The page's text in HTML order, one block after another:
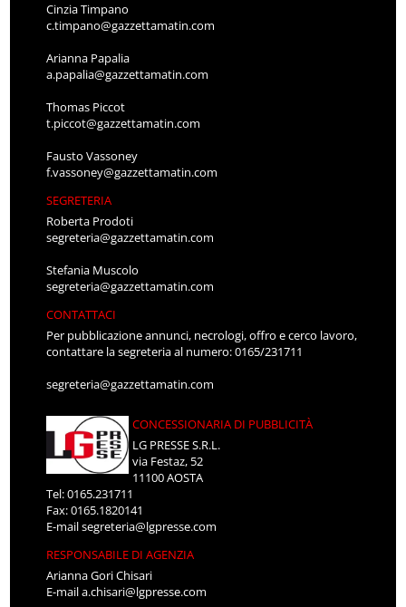
Cinzia Timpano
c.timpano@gazzettamatin.com
Arianna Papalia
a.papalia@gazzettamatin.com
Thomas Piccot
t.piccot@gazzettamatin.com
Fausto Vassoney
f.vassoney@gazzettamatin.com
SEGRETERIA
Roberta Prodoti
segreteria@gazzettamatin.com
Stefania Muscolo
segreteria@gazzettamatin.com
CONTATTACI
Per pubblicazione annunci, necrologi, offro e cerco lavoro,
contattare la segreteria al numero: 0165/231711
segreteria@gazzettamatin.com
CONCESSIONARIA DI PUBBLICITÀ
LG PRESSE S.R.L.
via Festaz, 52
11100 AOSTA
Tel: 0165.231711
Fax: 0165.1820141
E-mailsegreteria@lgpresse.com
RESPONSABILE DI AGENZIA
Arianna Gori Chisari
E-maila.chisari@lgpresse.com